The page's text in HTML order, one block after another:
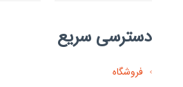
دسترسی سریع
فروشگاه